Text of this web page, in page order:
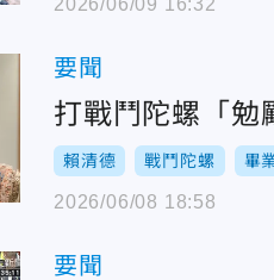
2026/06/09 16:32
要聞
打戰鬥陀螺「勉
賴清德 戰鬥陀螺 畢
2026/06/08 18:58
要聞